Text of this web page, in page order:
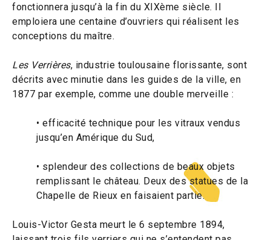
fonctionnera jusqu’à la fin du XIXème siècle. Il
emploiera une centaine d’ouvriers qui réalisent les
conceptions du maître.
Les Verrières, industrie toulousaine florissante, sont
décrits avec minutie dans les guides de la ville, en
1877 par exemple, comme une double merveille :
• efficacité technique pour les vitraux vendus
jusqu’en Amérique du Sud,
• splendeur des collections de beaux objets
remplissant le château. Deux des statues de la
Chapelle de Rieux en faisaient partie.
Louis-Victor Gesta meurt le 6 septembre 1894,